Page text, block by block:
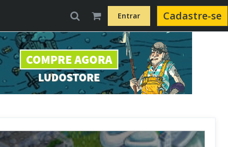
Entrar Cadastre-se